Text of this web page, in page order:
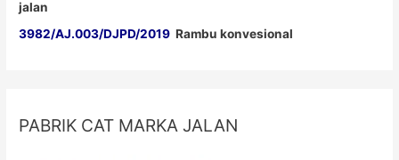
jalan
3982/AJ.003/DJPD/2019 Rambu konvesional
PABRIK CAT MARKA JALAN